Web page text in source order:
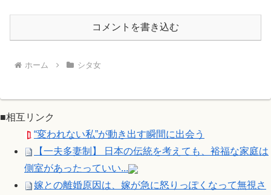
コメントを書き込む
ホーム シタ女
■相互リンク
“変われない私”が動き出す瞬間に出会う
【一夫多妻制】 日本の伝統を考えても、裕福な家庭は
側室があったっていい...
嫁との離婚原因は、嫁が急に怒りっぽくなって無視さ